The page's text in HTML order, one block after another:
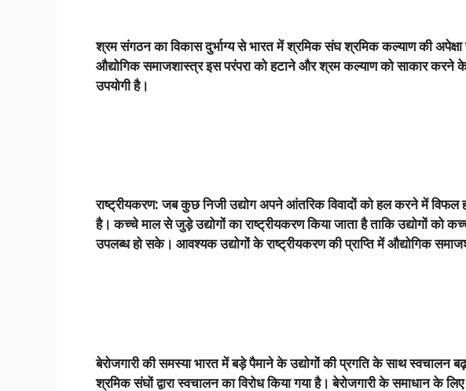
श्रम संगठन का विकास दुर्भाग्य से भारत में श्रमिक संघ श्रमिक कल्याण की
औद्योगिक समाजशास्त्र इस परंपरा को हटाने और श्रम कल्याण को साकार करने
उपयोगी है।
राष्ट्रीयकरण: जब कुछ निजी उद्योग अपने आंतरिक विवादों को हल करने में विफल
है। कच्चे माल से जुड़े उद्योगों का राष्ट्रीयकरण किया जाता है ताकि उद्योगों को
उपलब्ध हो सके। आवश्यक उद्योगों के राष्ट्रीयकरण की प्राप्ति में औद्योगिक
बेरोजगारी की समस्या भारत में बड़े पैमाने के उद्योगों की प्रगति के साथ स्वचालन
श्रमिक संघों द्वारा स्वचालन का विरोध किया गया है। बेरोजगारी के समाधान के